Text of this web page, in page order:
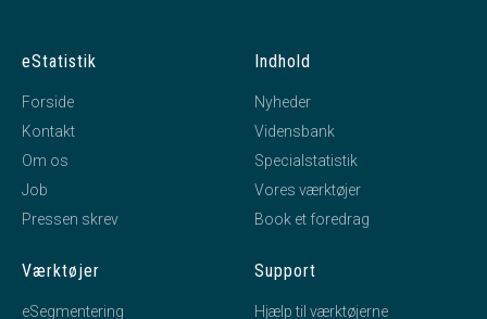
eStatistik
Forside
Kontakt
Om os
Job
Pressen skrev
Indhold
Nyheder
Vidensbank
Specialstatistik
Vores værktøjer
Book et foredrag
Værktøjer
eSegmentering
Support
Hjælp til værktøjerne